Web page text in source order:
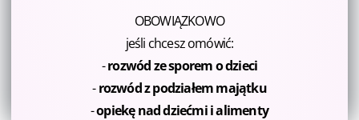
OBOWIĄZKOWO
jeśli chcesz omówić:
-rozwód ze sporem o dzieci
-rozwód z podziałem majątku
-opiekę nad dziećmi i alimenty